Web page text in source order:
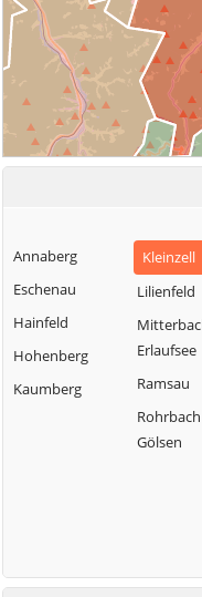
Annaberg
Eschenau
Hainfeld
Hohenberg
Kaumberg
Kleinzell
Lilienfeld
Erlaufsee
Ramsau
Gölsen